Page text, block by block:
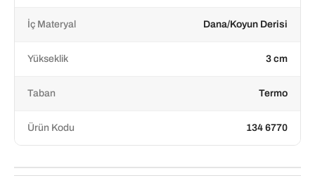
İç Materyal Dana/Koyun Derisi
Yükseklik 3 cm
Taban Termo
Ürün Kodu 134 6770